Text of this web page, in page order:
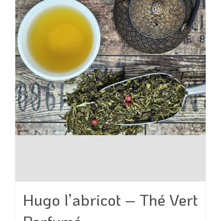
être
choisies
page
du
produit
Hugo l’abricot – Thé Vert